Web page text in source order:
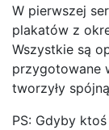
W pierwszej
plakatów z
Wszystkie są
przygotowane
tworzyły
PS: Gdyby